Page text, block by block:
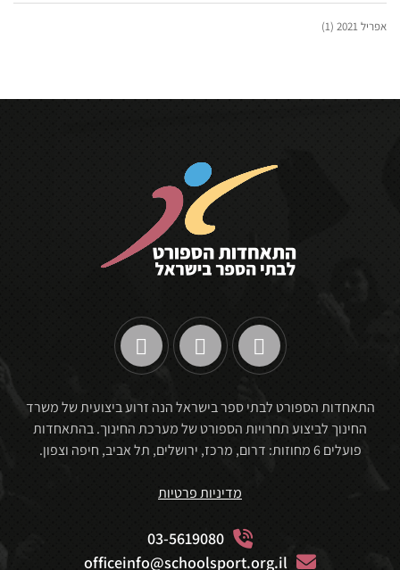
אפריל 2021 (1)
התאחדות הספורט לבתי ספר בישראל הנה זרוע ביצועית של משרד
החינוך לביצוע תחרויות הספורט של מערכת החינוך. בהתאחדות
פועלים 6 מחוזות: דרום, מרכז, ירושלים, תל אביב, חיפה וצפון.
מדיניות פרטיות
03-5619080
officeinfo@schoolsport.org.il